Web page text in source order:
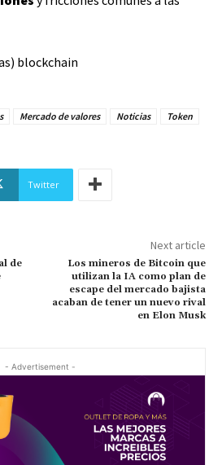
blockchain
Mercado de valores Noticias
Token
Twitter
de
Next article
Los mineros de Bitcoin que
utilizan la IA como plan de
escape del mercado bajista
acaban de tener un nuevo rival
en Elon Musk
- Advertisement -